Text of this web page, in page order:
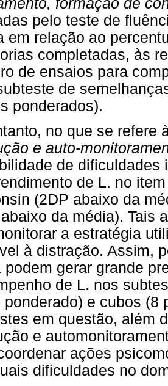
pelo teste de
em relação ao
completadas, às
de ensaios para
de
ponderados).
no que se refere
e auto-
de dificuldades
de L. no
(2DP abaixo da
da média). Tais
a estratégia
à distração. Assim,
podem gerar grande
de L. nos
ponderado) e cubos (8
em questão, além
e
ações
dificuldades no